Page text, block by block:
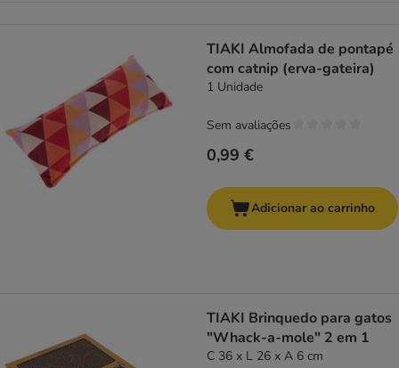
TIAKI Almofada de pontapé
com catnip (erva-gateira)
1 Unidade
0,99 €
Sem avaliações
Adicionar ao carrinho
TIAKI Brinquedo para gatos
"Whack-a-mole" 2 em 1
C 36 x L 26 x A 6 cm